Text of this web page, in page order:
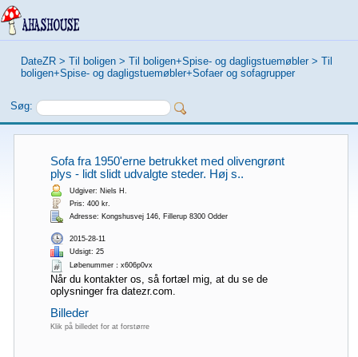
DateZR > Til boligen > Til boligen+Spise- og dagligstuemøbler > Til
boligen+Spise- og dagligstuemøbler+Sofaer og sofagrupper
Søg:
Sofa fra 1950'erne betrukket med olivengrønt
plys - lidt slidt udvalgte steder. Høj s..
Udgiver: Niels H.
Pris: 400 kr.
Adresse: Kongshusvej 146, Fillerup 8300 Odder
2015-28-11
Udsigt: 25
Løbenummer：x606p0vx
Når du kontakter os, så fortæl mig, at du se de
oplysninger fra datezr.com.
Billeder
Klik på billedet for at forstørre